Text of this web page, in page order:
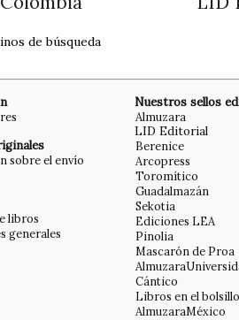
de búsqueda
sobre el envío
libros
generales
Nuestros sellos
Almuzara
LID Editorial
Berenice
Arcopress
Toromítico
Guadalmazán
Sekotia
Ediciones LEA
Pinolia
Mascarón de Proa
Cántico
Libros en el bolsillo
AlmuzaraMéxico